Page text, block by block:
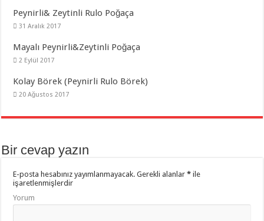
Peynirli& Zeytinli Rulo Poğaça
31 Aralık 2017
Mayalı Peynirli&Zeytinli Poğaça
2 Eylül 2017
Kolay Börek (Peynirli Rulo Börek)
20 Ağustos 2017
Bir cevap yazın
E-posta hesabınız yayımlanmayacak. Gerekli alanlar* ile
işaretlenmişlerdir
Yorum